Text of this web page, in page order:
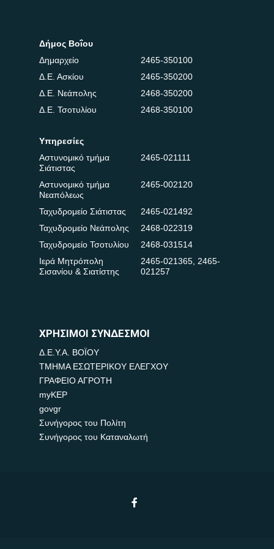
Δήμος Βοΐου
Δημαρχείο
2465-350100
Δ.Ε. Ασκίου
2465-350200
Δ.Ε. Νεάπολης
2468-350200
Δ.Ε. Τσοτυλίου
2468-350100
Υπηρεσίες
Αστυνομικό τμήμα
Σιάτιστας
2465-021111
Αστυνομικό τμήμα
Νεαπόλεως
2465-002120
Ταχυδρομείο Σιάτιστας
2465-021492
Ταχυδρομείο Νεάπολης
2468-022319
Ταχυδρομείο Τσοτυλίου
2468-031514
Ιερά Μητρόπολη
Σισανίου & Σιατίστης
2465-021365, 2465-
021257
ΧΡΗΣΙΜΟΙ ΣΥΝΔΕΣΜΟΙ
Δ.Ε.Υ.Α. ΒΟΪΟΥ
ΤΜΗΜΑ ΕΣΩΤΕΡΙΚΟΥ ΕΛΕΓΧΟΥ
ΓΡΑΦΕΙΟ ΑΓΡΟΤΗ
myKEP
govgr
Συνήγορος του Πολίτη
Συνήγορος του Καταναλωτή